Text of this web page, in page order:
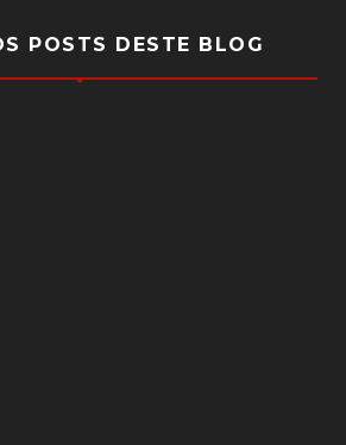
POSTS DESTE BLOG